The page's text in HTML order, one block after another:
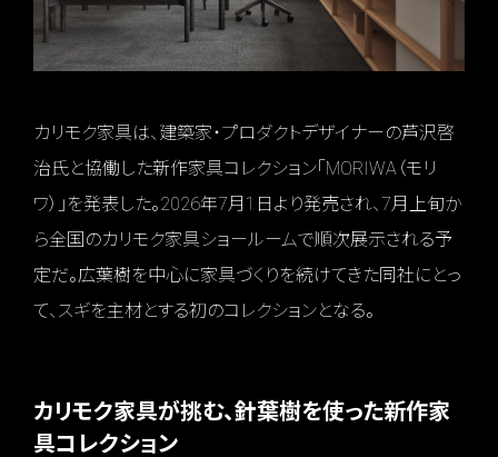
カリモク家具は、建築家・プロダクトデザイナーの芦沢啓
治氏と協働した新作家具コレクション「MORIWA（モリ
ワ）」を発表した。2026年7月1日より発売され、7月上旬か
ら全国のカリモク家具ショールームで順次展示される予
定だ。広葉樹を中心に家具づくりを続けてきた同社にとっ
て、スギを主材とする初のコレクションとなる。
カリモク家具が挑む、針葉樹を使った新作家
具コレクション